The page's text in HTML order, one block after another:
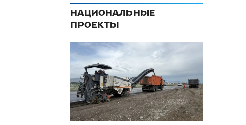
НАЦИОНАЛЬНЫЕ
ПРОЕКТЫ